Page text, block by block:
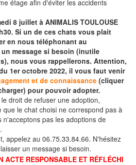
étage afin d'éviter les accidents
8 juillet à ANIMALIS TOULOUSE
Si un de ces chats vous plait
en nous téléphonant au
un message si besoin (inutile
nous vous rappellerons. Attention,
1er octobre 2022, il vous faut venir
et de connaissance (cliquer
pour pouvoir adopter.
le droit de refuser une adoption,
que le chat choisi ne correspond pas à
pas les adoptions de
appelez au 06.75.33.84.66. N'hésitez
un message si besoin.
ACTE RESPONSABLE ET RÉFLÉCHI